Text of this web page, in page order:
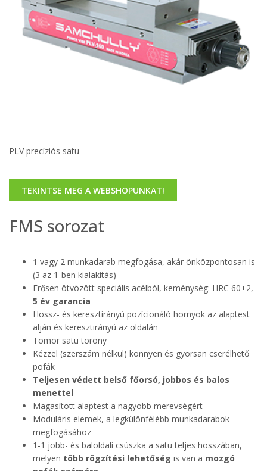
PLV precíziós satu
TEKINTSE MEG A WEBSHOPUNKAT!
FMS sorozat
1 vagy 2 munkadarab megfogása, akár önközpontosan is
(3 az 1-ben kialakítás)
Erősen ötvözött speciális acélból, keménység: HRC 60±2,
5 év garancia
Hossz- és keresztirányú pozícionáló hornyok az alaptest
alján és keresztirányú az oldalán
Tömör satu torony
Kézzel (szerszám nélkül) könnyen és gyorsan cserélhető
pofák
Teljesen védett belső főorsó, jobbos és balos
menettel
Magasított alaptest a nagyobb merevségért
Moduláris elemek, a legkülönfélébb munkadarabok
megfogásához
1-1 jobb- és baloldali csúszka a satu teljes hosszában,
melyen több rögzítési lehetőség is van a mozgó